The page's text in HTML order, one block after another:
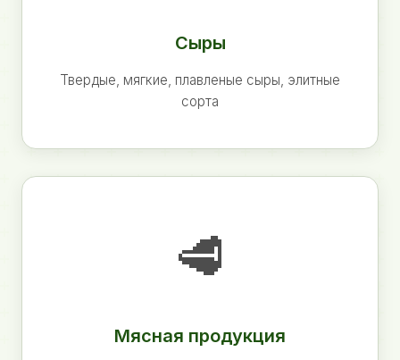
Сыры
Твердые, мягкие, плавленые сыры, элитные
сорта
🥩
Мясная продукция